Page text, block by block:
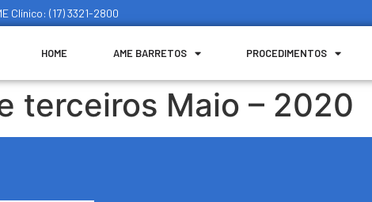
Clínico: (17) 3321-2800
HOME AME BARRETOS PROCEDIMENTOS
terceiros Maio – 2020